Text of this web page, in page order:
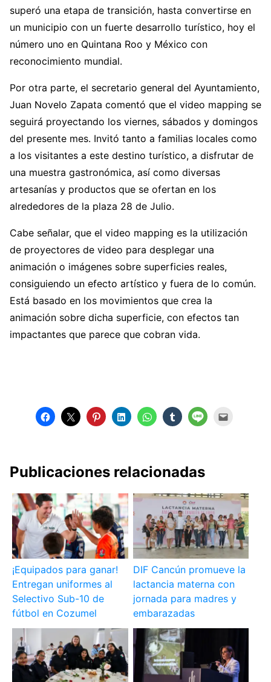
superó una etapa de transición, hasta convertirse en
un municipio con un fuerte desarrollo turístico, hoy el
número uno en Quintana Roo y México con
reconocimiento mundial.
Por otra parte, el secretario general del Ayuntamiento,
Juan Novelo Zapata comentó que el video mapping se
seguirá proyectando los viernes, sábados y domingos
del presente mes. Invitó tanto a familias locales como
a los visitantes a este destino turístico, a disfrutar de
una muestra gastronómica, así como diversas
artesanías y productos que se ofertan en los
alrededores de la plaza 28 de Julio.
Cabe señalar, que el video mapping es la utilización
de proyectores de video para desplegar una
animación o imágenes sobre superficies reales,
consiguiendo un efecto artístico y fuera de lo común.
Está basado en los movimientos que crea la
animación sobre dicha superficie, con efectos tan
impactantes que parece que cobran vida.
Publicaciones relacionadas
¡Equipados para ganar!
Entregan uniformes al
Selectivo Sub-10 de
fútbol en Cozumel
DIF Cancún promueve la
lactancia materna con
jornada para madres y
embarazadas